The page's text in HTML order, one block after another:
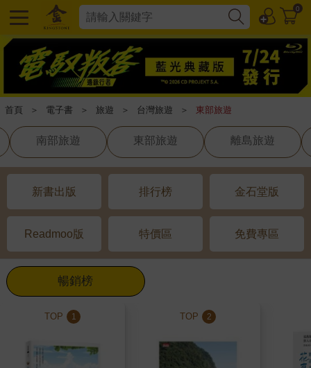
0
首頁 ＞ 電子書 ＞ 旅遊 ＞ 台灣旅遊 ＞ 東部旅遊
南部旅遊 東部旅遊 離島旅遊
新書出版 排行榜 金石堂版
Readmoo版 特價區 免費專區
暢銷榜
TOP 1 TOP 2